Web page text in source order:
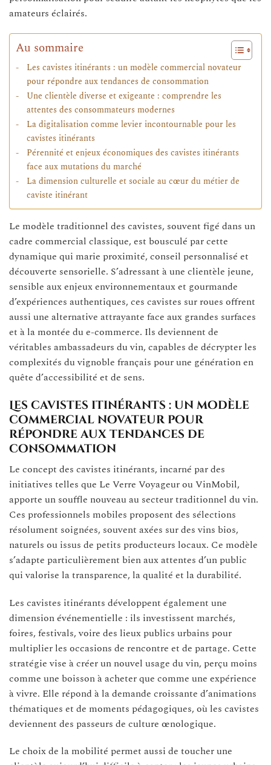
amateurs éclairés.
Au sommaire
Les cavistes itinérants : un modèle commercial novateur
pour répondre aux tendances de consommation
Une clientèle diverse et exigeante : comprendre les
attentes des consommateurs modernes
La digitalisation comme levier incontournable pour les
cavistes itinérants
Pérennité et enjeux économiques des cavistes itinérants
face aux mutations du marché
La dimension culturelle et sociale au cœur du métier de
caviste itinérant
Le modèle traditionnel des cavistes, souvent figé dans un
cadre commercial classique, est bousculé par cette
dynamique qui marie proximité, conseil personnalisé et
découverte sensorielle. S’adressant à une clientèle jeune,
sensible aux enjeux environnementaux et gourmande
d’expériences authentiques, ces cavistes sur roues offrent
aussi une alternative attrayante face aux grandes surfaces
et à la montée du e-commerce. Ils deviennent de
véritables ambassadeurs du vin, capables de décrypter les
complexités du vignoble français pour une génération en
quête d’accessibilité et de sens.
Les cavistes itinérants : un modèle
commercial novateur pour
répondre aux tendances de
consommation
Le concept des cavistes itinérants, incarné par des
initiatives telles que Le Verre Voyageur ou VinMobil,
apporte un souffle nouveau au secteur traditionnel du vin.
Ces professionnels mobiles proposent des sélections
résolument soignées, souvent axées sur des vins bios,
naturels ou issus de petits producteurs locaux. Ce modèle
s’adapte particulièrement bien aux attentes d’un public
qui valorise la transparence, la qualité et la durabilité.
Les cavistes itinérants développent également une
dimension événementielle : ils investissent marchés,
foires, festivals, voire des lieux publics urbains pour
multiplier les occasions de rencontre et de partage. Cette
stratégie vise à créer un nouvel usage du vin, perçu moins
comme une boisson à acheter que comme une expérience
à vivre. Elle répond à la demande croissante d’animations
thématiques et de moments pédagogiques, où les cavistes
deviennent des passeurs de culture œnologique.
Le choix de la mobilité permet aussi de toucher une